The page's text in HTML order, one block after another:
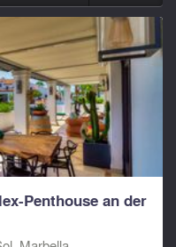
Penthouse an der